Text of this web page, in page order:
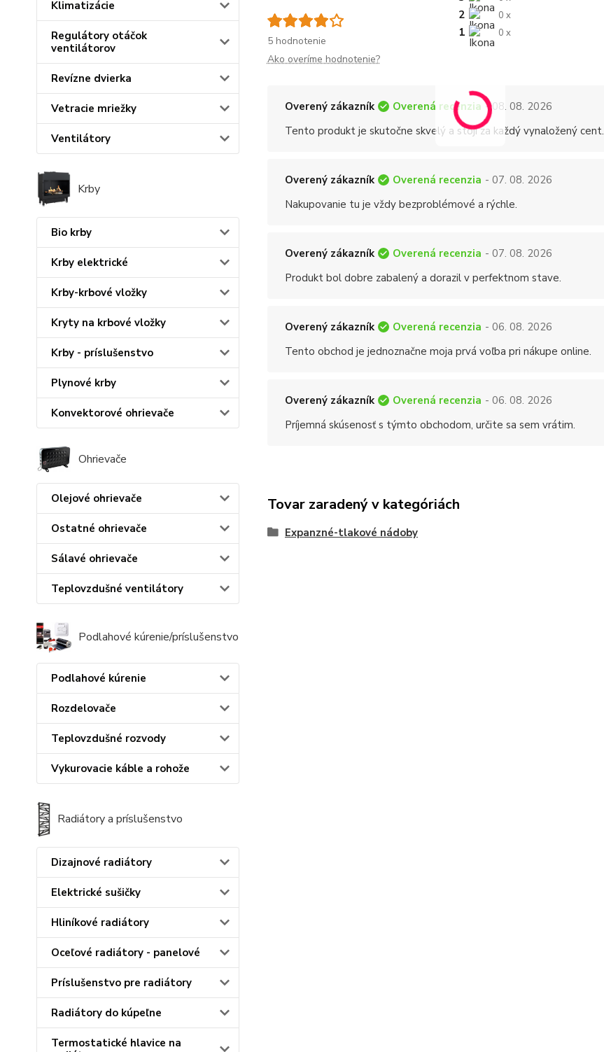
Klimatizácie
Regulátory otáčok
ventilátorov
Revízne dvierka
Vetracie mriežky
Ventilátory
Krby
Bio krby
Krby elektrické
Krby-krbové vložky
Kryty na krbové vložky
Krby - príslušenstvo
Plynové krby
Konvektorové ohrievače
Ohrievače
Olejové ohrievače
Ostatné ohrievače
Sálavé ohrievače
Teplovzdušné ventilátory
Podlahové kúrenie/príslušenstvo
Podlahové kúrenie
Rozdelovače
Teplovzdušné rozvody
Vykurovacie káble a rohože
Radiátory a príslušenstvo
Dizajnové radiátory
Elektrické sušičky
Hliníkové radiátory
Oceľové radiátory - panelové
Príslušenstvo pre radiátory
Radiátory do kúpeľne
Termostatické hlavice na
5 hodnotenie
2 0 x
1 0 x
Ako overíme hodnotenie?
Overený zákazník Overená recenzia - 08. 08. 2026
Tento produkt je skutočne skvelý a stojí za každý vynaložený cent.
Overený zákazník Overená recenzia - 07. 08. 2026
Nakupovanie tu je vždy bezproblémové a rýchle.
Overený zákazník Overená recenzia - 07. 08. 2026
Produkt bol dobre zabalený a dorazil v perfektnom stave.
Overený zákazník Overená recenzia - 06. 08. 2026
Tento obchod je jednoznačne moja prvá voľba pri nákupe online.
Overený zákazník Overená recenzia - 06. 08. 2026
Príjemná skúsenosť s týmto obchodom, určite sa sem vrátim.
Tovar zaradený v kategóriách
Expanzné-tlakové nádoby